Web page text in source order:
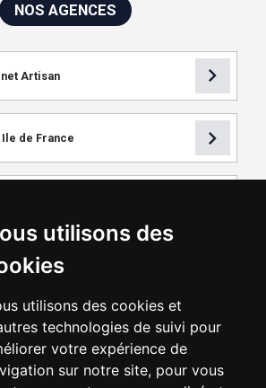
utilisons des
utilisons des cookies et
technologies de suivi pour
votre expérience de
sur notre site, pour vous
NOS AGENCES
Artisan chevron_right
de France chevron_right
de Site Internet chevron_right